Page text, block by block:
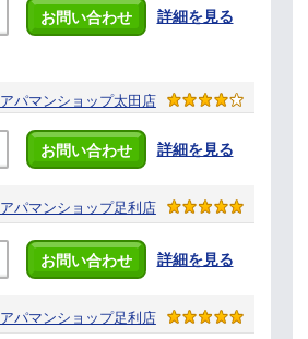
お問い合わせ 詳細を見る
アパマンショップ太田店
お問い合わせ 詳細を見る
アパマンショップ足利店
お問い合わせ 詳細を見る
アパマンショップ足利店